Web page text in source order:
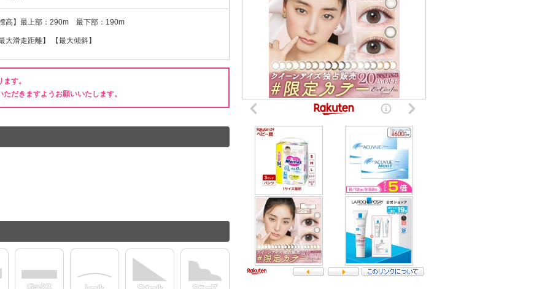
標高】最上部：290m 最下部：190m
最大滑走距離】 【最大傾斜】
す。
だきますようお願いいたします。